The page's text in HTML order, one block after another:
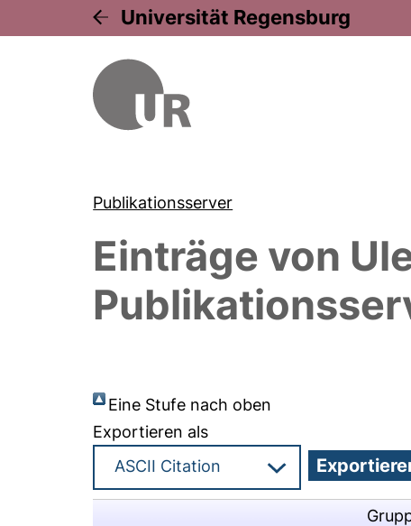
Universität Regensburg
Publikationsserver
Einträge von
Eine Stufe nach oben
Exportieren als